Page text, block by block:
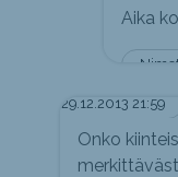
Aika
29.12.2013 21:59
Onko